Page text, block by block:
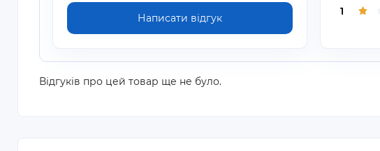
Написати відгук
1
Відгуків про цей товар ще не було.